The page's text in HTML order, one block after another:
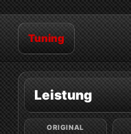
Tuning
Leistung